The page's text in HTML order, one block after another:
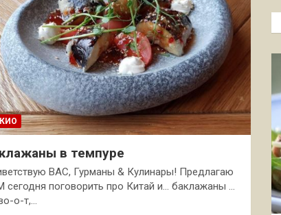
в темпуре
ВАС, Гурманы & Кулинары! Предлагаю
сегодня поговорить про Китай и… баклажаны …
о-т,…